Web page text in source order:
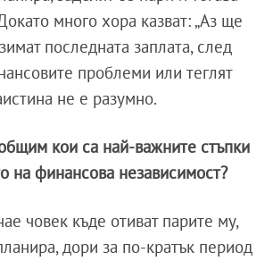
много хора казват: „Аз ще
последната заплата, след
проблеми или теглят
не е разумно.
кои са най-важните стъпки
на финансова независимост?
човек къде отиват парите му,
дори за по-кратък период